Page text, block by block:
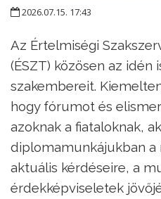
2026.07.15. 17:43
Az Értelmiségi
(ÉSZT) közösen az idén
szakembereit.
hogy fórumot és
azoknak a fiataloknak,
diplomamunkájukban a
aktuális kérdéseire, a
érdekképviseletek